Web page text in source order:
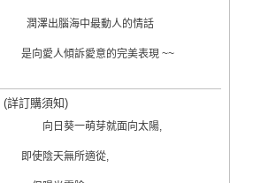
潤澤出腦海中最動人的情話
是向愛人傾訴愛意的完美表現 ~~
(詳訂購須知)
向日葵一萌芽就面向太陽,
即使陰天無所適從,